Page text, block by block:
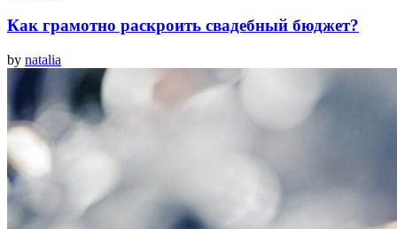
Как грамотно раскроить свадебный бюджет?
by natalia